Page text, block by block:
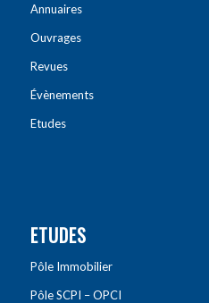
Annuaires
Ouvrages
Revues
Évènements
Etudes
ETUDES
Pôle Immobilier
Pôle SCPI – OPCI